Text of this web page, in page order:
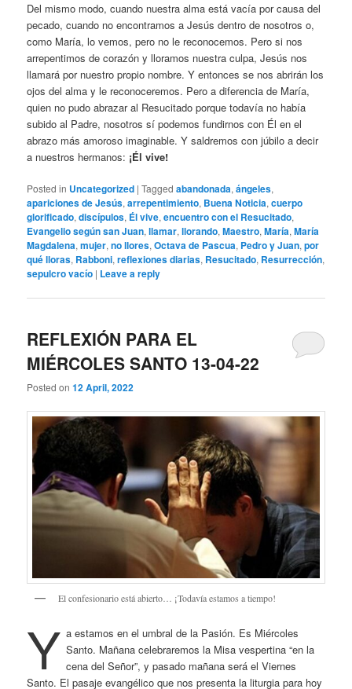
Del mismo modo, cuando nuestra alma está vacía por causa del
pecado, cuando no encontramos a Jesús dentro de nosotros o,
como María, lo vemos, pero no le reconocemos. Pero si nos
arrepentimos de corazón y lloramos nuestra culpa, Jesús nos
llamará por nuestro propio nombre. Y entonces se nos abrirán los
ojos del alma y le reconoceremos. Pero a diferencia de María,
quien no pudo abrazar al Resucitado porque todavía no había
subido al Padre, nosotros sí podemos fundirnos con Él en el
abrazo más amoroso imaginable. Y saldremos con júbilo a decir
a nuestros hermanos: ¡Él vive!
Posted in Uncategorized |Tagged abandonada,ángeles,
apariciones de Jesús,arrepentimiento, Buena Noticia,cuerpo
glorificado,discípulos, Él vive,encuentro con el Resucitado,
Evangelio según san Juan,llamar,llorando,Maestro,María,María
Magdalena,mujer,no llores,Octava de Pascua, Pedro y Juan,por
qué lloras, Rabboni,reflexiones diarias, Resucitado, Resurrección,
sepulcro vacío | Leave a reply
REFLEXIÓN PARA EL
MIÉRCOLES SANTO 13-04-22
Posted on12 April, 2022
El confesionario está abierto… ¡Todavía estamos a tiempo!
Y a estamos en el umbral de la Pasión. Es Miércoles
Santo. Mañana celebraremos la Misa vespertina “en la
cena del Señor”, y pasado mañana será el Viernes
Santo. El pasaje evangélico que nos presenta la liturgia para hoy